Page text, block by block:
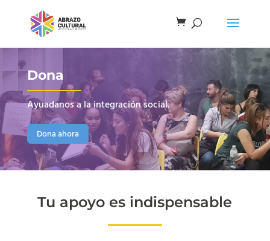
Dona
Ayuadanos a la integración social.
Dona ahora
Tu apoyo es indispensable